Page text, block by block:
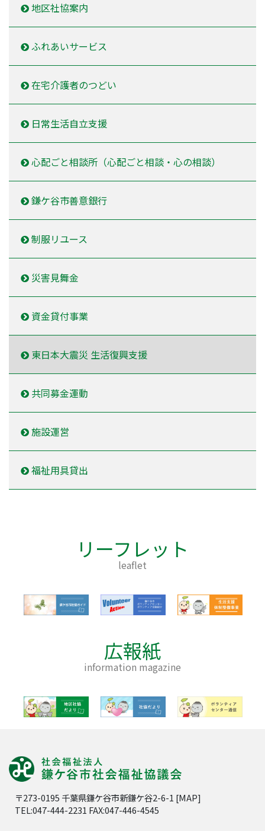
地区社協案内
ふれあいサービス
在宅介護者のつどい
日常生活自立支援
心配ごと相談所（心配ごと相談・心の相談）
鎌ケ谷市善意銀行
制服リユース
災害見舞金
資金貸付事業
東日本大震災 生活復興支援
共同募金運動
施設運営
福祉用具貸出
リーフレット
leaflet
広報紙
information magazine
〒273-0195 千葉県鎌ケ谷市新鎌ケ谷2-6-1 [MAP]
TEL:047-444-2231 FAX:047-446-4545